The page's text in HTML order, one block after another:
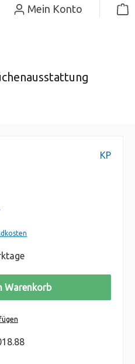
Mein Konto
KP
Warenkorb